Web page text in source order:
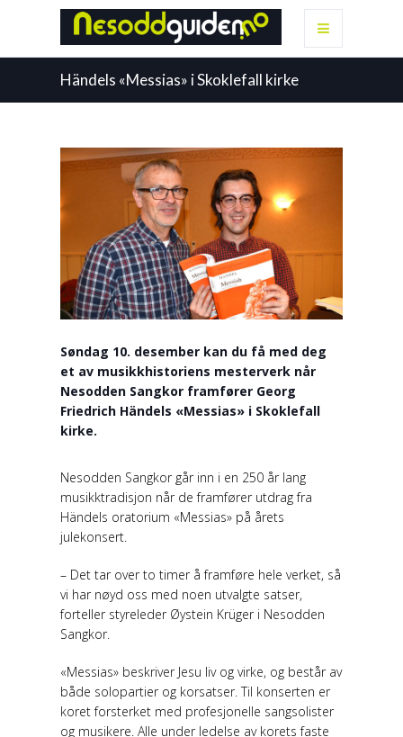
Händels «Messias» i Skoklefall kirke
Søndag 10. desember kan du få med deg
et av musikkhistoriens mesterverk når
Nesodden Sangkor framfører Georg
Friedrich Händels «Messias» i Skoklefall
kirke.
Nesodden Sangkor går inn i en 250 år lang
musikktradisjon når de framfører utdrag fra
Händels oratorium «Messias» på årets
julekonsert.
– Det tar over to timer å framføre hele verket, så
vi har nøyd oss med noen utvalgte satser,
forteller styreleder Øystein Krüger i Nesodden
Sangkor.
«Messias» beskriver Jesu liv og virke, og består av
både solopartier og korsatser. Til konserten er
koret forsterket med profesjonelle sangsolister
og musikere. Alle under ledelse av korets faste